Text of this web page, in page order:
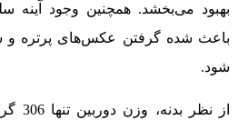
بهبود می‌بخشد. همچنین وجود آینه
باعث شده گرفتن عکس‌های پرتره و
شود.
از